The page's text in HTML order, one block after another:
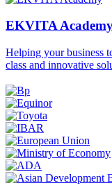
EKVITA
Helping your business
class and innovative